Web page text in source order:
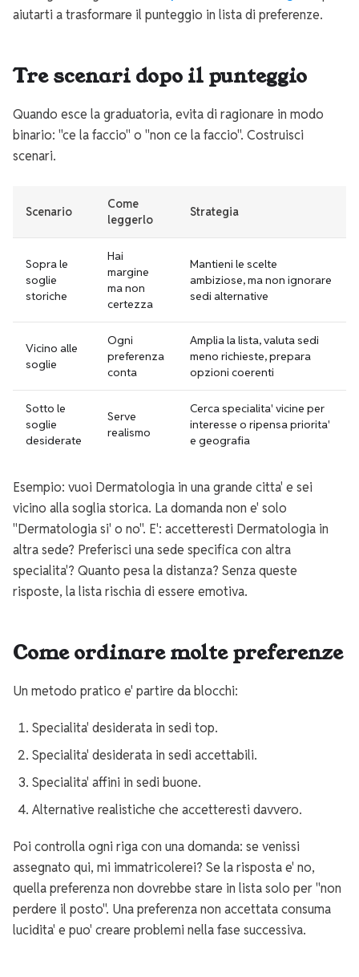
aiutarti a trasformare il punteggio in lista di preferenze.
Tre scenari dopo il punteggio
Quando esce la graduatoria, evita di ragionare in modo
binario: "ce la faccio" o "non ce la faccio". Costruisci
scenari.
Scenario
Come
leggerlo
Strategia
Sopra le
soglie
storiche
Hai
margine
ma non
certezza
Mantieni le scelte
ambiziose, ma non ignorare
sedi alternative
Vicino alle
soglie
Ogni
preferenza
conta
Amplia la lista, valuta sedi
meno richieste, prepara
opzioni coerenti
Sotto le
soglie
desiderate
Serve
realismo
Cerca specialita' vicine per
interesse o ripensa priorita'
e geografia
Esempio: vuoi Dermatologia in una grande citta' e sei
vicino alla soglia storica. La domanda non e' solo
"Dermatologia si' o no". E': accetteresti Dermatologia in
altra sede? Preferisci una sede specifica con altra
specialita'? Quanto pesa la distanza? Senza queste
risposte, la lista rischia di essere emotiva.
Come ordinare molte preferenze
Un metodo pratico e' partire da blocchi:
Specialita' desiderata in sedi top.
Specialita' desiderata in sedi accettabili.
Specialita' affini in sedi buone.
Alternative realistiche che accetteresti davvero.
Poi controlla ogni riga con una domanda: se venissi
assegnato qui, mi immatricolerei? Se la risposta e' no,
quella preferenza non dovrebbe stare in lista solo per "non
perdere il posto". Una preferenza non accettata consuma
lucidita' e puo' creare problemi nella fase successiva.